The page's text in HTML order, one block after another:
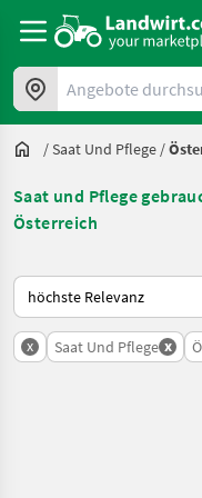
Angebote durchsuchen
/Saat Und Pflege /
Saat und Pflege
Österreich
So wird auf
x Saat Und Pflege x